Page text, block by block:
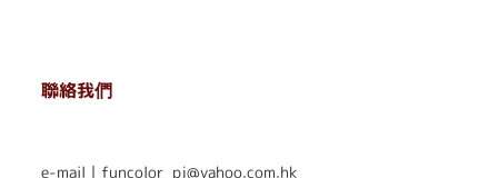
聯絡我們
e-mail｜funcolor_pj@yahoo.com.hk